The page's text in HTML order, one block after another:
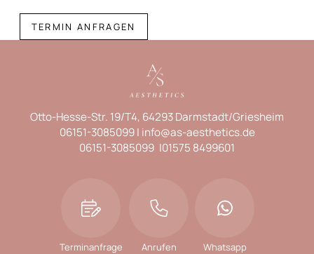
TERMIN ANFRAGEN
Otto-Hesse-Str. 19/T4 64293 Darmstadt/Griesheim
06151-3085099 info@as-aesthetics.de
06151-3085099 01575 8499601
Terminanfrage Anrufen Whatsapp